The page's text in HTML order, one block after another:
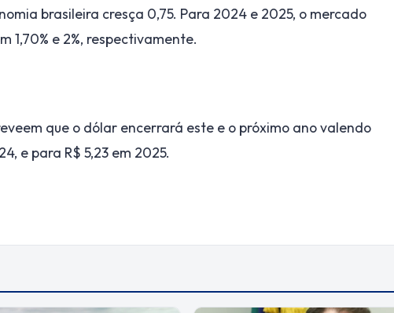
brasileira cresça 0,75. Para 2024 e 2025, o mercado
1,70% e 2%, respectivamente.
que o dólar encerrará este e o próximo ano valendo
e para R$ 5,23 em 2025.